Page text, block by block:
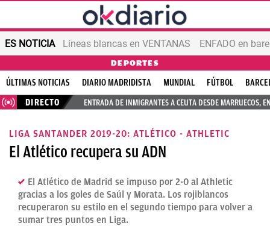
ES NOTICIA Líneas blancas en VENTANAS ENFADO en
DEPORTES
ÚLTIMAS NOTICIAS DIARIO MADRIDISTA MUNDIAL FÚTBOL
DIRECTO
ENTRADA DE INMIGRANTES A CEUTA DESDE MARRUECOS,
LIGA SANTANDER 2019-20: ATLÉTICO - ATHLETIC
El Atlético recupera su ADN
El Atlético de Madrid se impuso por 2-0 al Athletic
gracias a los goles de Saúl y Morata. Los rojiblancos
recuperaron su estilo en el segundo tiempo para volver a
sumar tres puntos en Liga.